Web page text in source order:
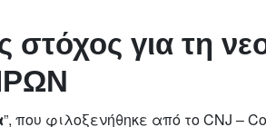
στόχος για τη
”, που φιλοξενήθηκε από το CNJ –